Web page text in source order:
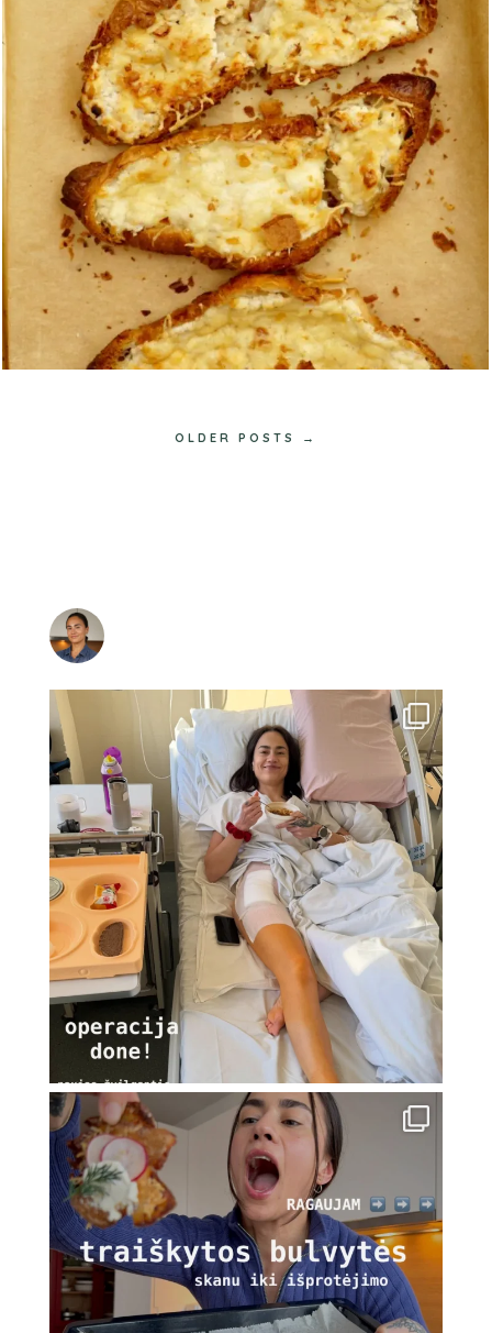
OLDER POSTS →